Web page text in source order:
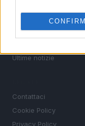
CONFIRM
MAGAZINE
Chi siamo
Ultime notizie
Contattaci
Cookie Policy
Privacy Policy